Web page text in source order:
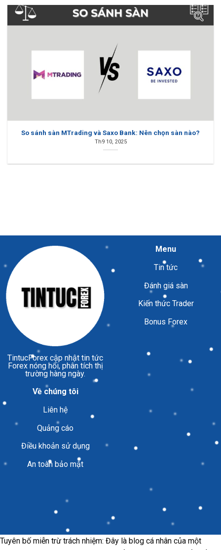
So sánh sàn MTrading và Saxo Bank: Nên chọn sàn nào?
Th9 10, 2025
TintucForex cập nhật tin tức
Forex nóng hổi, phân tích thị
trường hàng ngày.
Menu
Tin tức
Đánh giá sàn
Kiến thức Trader
Bonus Forex
Về chúng tôi
Liên hệ
Quảng cáo
Điều khoản sử dụng
An toàn bảo mật
Tuyên bố miễn trừ trách nhiệm: Đây là blog cá nhân của một